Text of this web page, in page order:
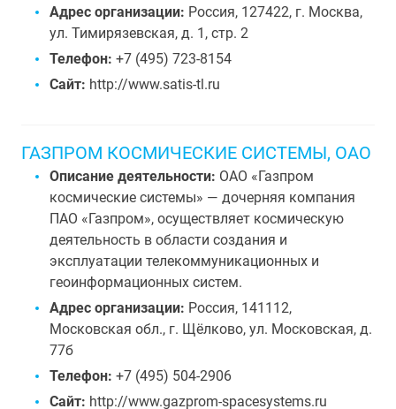
Адрес организации: Россия, 127422, г. Москва,
ул. Тимирязевская, д. 1, стр. 2
Телефон: +7 (495) 723-8154
Сайт: http://www.satis-tl.ru
ГАЗПРОМ КОСМИЧЕСКИЕ СИСТЕМЫ, ОАО
Описание деятельности: ОАО «Газпром
космические системы» — дочерняя компания
ПАО «Газпром», осуществляет космическую
деятельность в области создания и
эксплуатации телекоммуникационных и
геоинформационных систем.
Адрес организации: Россия, 141112,
Московская обл., г. Щёлково, ул. Московская, д.
77б
Телефон: +7 (495) 504-2906
Сайт: http://www.gazprom-spacesystems.ru